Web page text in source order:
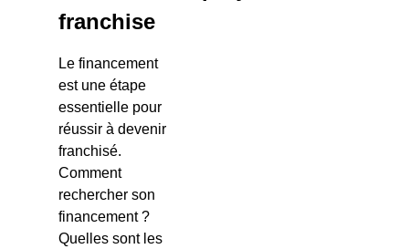
franchise
Le financement
est une étape
essentielle pour
réussir à devenir
franchisé.
Comment
rechercher son
financement ?
Quelles sont les